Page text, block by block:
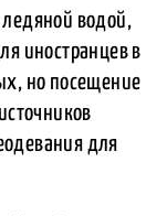
ледяной водой,
иностранцев в
но посещение
для